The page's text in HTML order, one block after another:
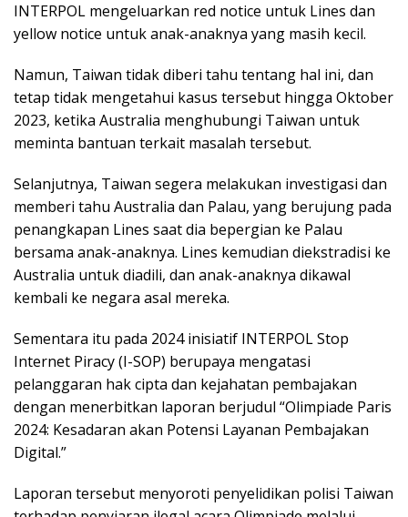
INTERPOL mengeluarkan red notice untuk Lines dan
yellow notice untuk anak-anaknya yang masih kecil.
Namun, Taiwan tidak diberi tahu tentang hal ini, dan
tetap tidak mengetahui kasus tersebut hingga Oktober
2023, ketika Australia menghubungi Taiwan untuk
meminta bantuan terkait masalah tersebut.
Selanjutnya, Taiwan segera melakukan investigasi dan
memberi tahu Australia dan Palau, yang berujung pada
penangkapan Lines saat dia bepergian ke Palau
bersama anak-anaknya. Lines kemudian diekstradisi ke
Australia untuk diadili, dan anak-anaknya dikawal
kembali ke negara asal mereka.
Sementara itu pada 2024 inisiatif INTERPOL Stop
Internet Piracy (I-SOP) berupaya mengatasi
pelanggaran hak cipta dan kejahatan pembajakan
dengan menerbitkan laporan berjudul “Olimpiade Paris
2024: Kesadaran akan Potensi Layanan Pembajakan
Digital.”
Laporan tersebut menyoroti penyelidikan polisi Taiwan